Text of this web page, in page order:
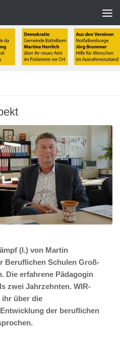
(l.) von Martin
Beruflichen Schulen Groß-
Die erfahrene Pädagogin
zwei Jahrzehnten. WIR-
ihr über die
der beruflichen